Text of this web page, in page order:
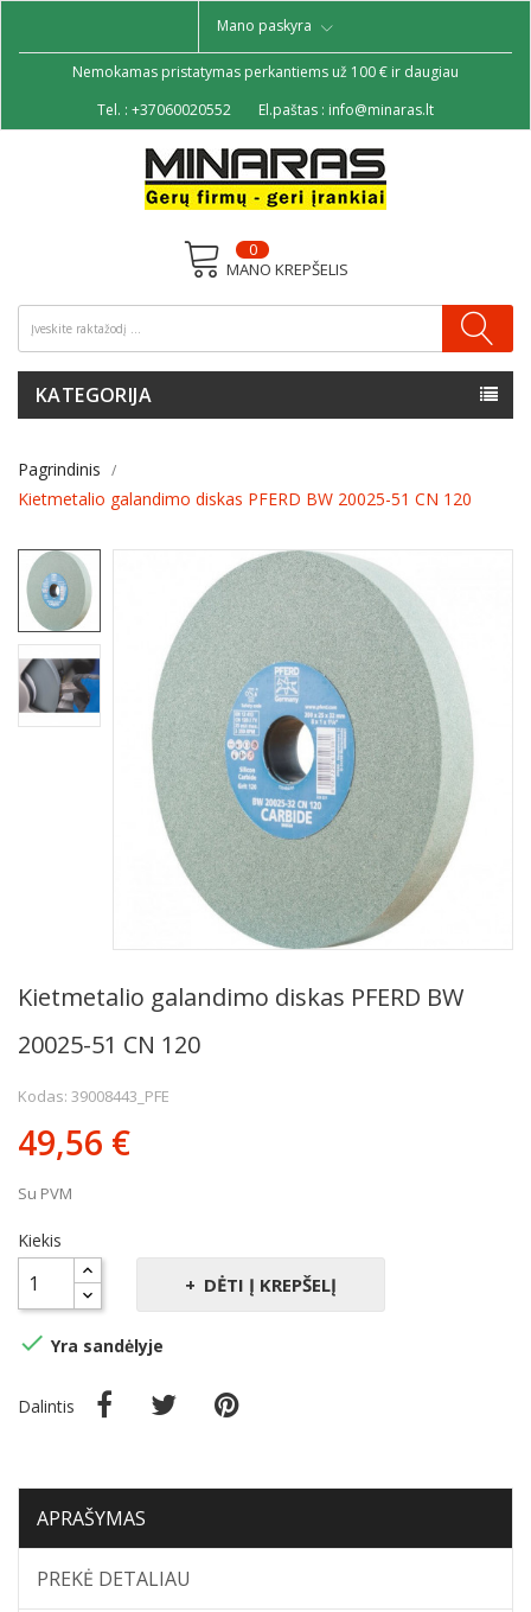
Mano paskyra
Nemokamas pristatymas perkantiems už 100 € ir daugiau
Tel. : +37060020552 El.paštas : info@minaras.lt
MANO KREPŠELIS
0
KATEGORIJA
Pagrindinis
Kietmetalio galandimo diskas PFERD BW 20025-51 CN 120
Kietmetalio galandimo diskas PFERD BW
20025-51 CN 120
Kodas: 39008443_PFE
49,56 €
Su PVM
Kiekis
DĖTI Į KREPŠELĮ
 Yra sandėlyje
Dalintis
APRAŠYMAS
PREKĖ DETALIAU